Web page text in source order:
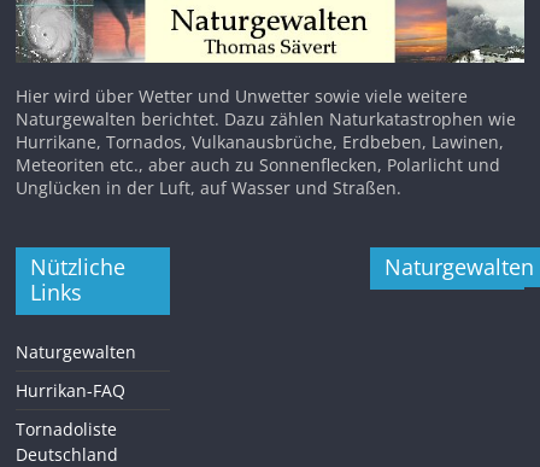
Hier wird über Wetter und Unwetter sowie viele weitere
Naturgewalten berichtet. Dazu zählen Naturkatastrophen wie
Hurrikane, Tornados, Vulkanausbrüche, Erdbeben, Lawinen,
Meteoriten etc., aber auch zu Sonnenflecken, Polarlicht und
Unglücken in der Luft, auf Wasser und Straßen.
Nützliche
Links
Naturgewalten
Hurrikan-FAQ
Tornadoliste
Deutschland
Naturgewalten